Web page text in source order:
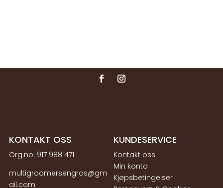
KONTAKT OSS
Org.no: 917 988 471
multigroomersengros@gm
ail.com
KUNDESERVICE
Kontakt oss
Min konto
Kjøpsbetingelser